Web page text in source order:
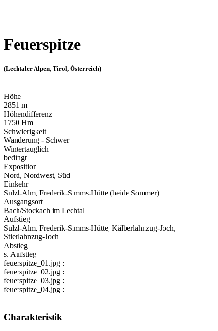
Feuerspitze
(Lechtaler Alpen, Tirol, Österreich)
Höhe
2851 m
Höhendifferenz
1750 Hm
Schwierigkeit
Wanderung - Schwer
Wintertauglich
bedingt
Exposition
Nord, Nordwest, Süd
Einkehr
Sulzl-Alm, Frederik-Simms-Hütte (beide Sommer)
Ausgangsort
Bach/Stockach im Lechtal
Aufstieg
Sulzl-Alm, Frederik-Simms-Hütte, Kälberlahnzug-Joch,
Stierlahnzug-Joch
Abstieg
s. Aufstieg
feuerspitze_01.jpg :
feuerspitze_02.jpg :
feuerspitze_03.jpg :
feuerspitze_04.jpg :
Charakteristik